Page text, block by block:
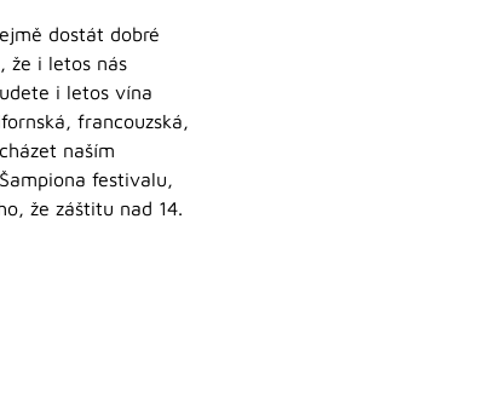
dostát dobré
že i letos nás
i letos vína
francouzská,
naším
festivalu,
že záštitu nad 14.